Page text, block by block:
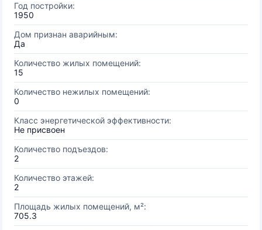
Год постройки:
1950
Дом признан аварийным:
Да
Количество жилых помещений:
15
Количество нежилых помещений:
0
Класс энергетической эффективности:
Не присвоен
Количество подъездов:
2
Количество этажей:
2
Площадь жилых помещений, м²:
705.3